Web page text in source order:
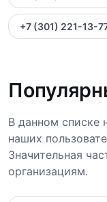
+7 (301) 221-13-
В данном списке
наших
Значительная
организациям.